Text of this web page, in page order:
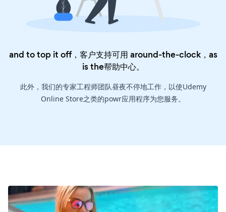
and to top it off，客户支持可用 around-the-clock，as
is the帮助中心。
此外，我们的专家工程师团队昼夜不停地工作，以使Udemy
Online Store之类的powr应用程序为您服务。